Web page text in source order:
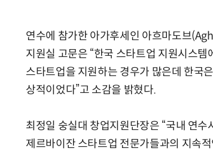
연수에 참가한 아가후세인 아흐마도브
지원실 고문은 “한국 스타트업 지원시스
스타트업을 지원하는 경우가 많은데 한국
상적이었다”고 소감을 밝혔다.
최정일 숭실대 창업지원단장은 “국내 연
제르바이잔 스타트업 전문가들과의 지속